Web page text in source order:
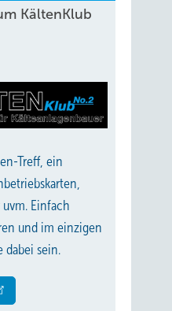
KältenKlub
Treff, ein
Einfach
und im einzigen
dabei sein.